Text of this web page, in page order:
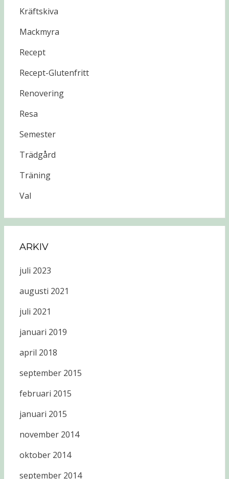
Kräftskiva
Mackmyra
Recept
Recept-Glutenfritt
Renovering
Resa
Semester
Trädgård
Träning
Val
ARKIV
juli 2023
augusti 2021
juli 2021
januari 2019
april 2018
september 2015
februari 2015
januari 2015
november 2014
oktober 2014
september 2014